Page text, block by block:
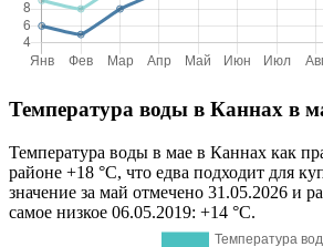
Температура воды в Каннах в
Температура воды в мае в Каннах как
районе +18 °C, что едва подходит для
значение за май отмечено 31.05.2026 и
самое низкое 06.05.2019: +14 °C.